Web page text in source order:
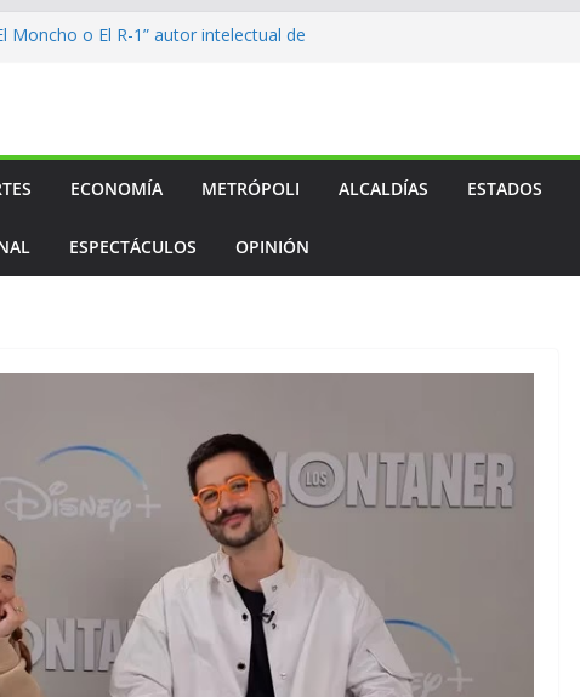
Moncho o El R-1” autor intelectual de
al medallero mexicano en los
ECONOMÍA METRÓPOLI ALCALDÍAS ESTADOS
ESPECTÁCULOS OPINIÓN